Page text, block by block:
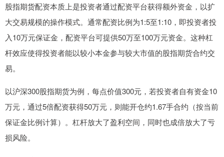
股指期货配资本质上是投资者通过配资平台获得额外资金，以扩
大交易规模的操作模式。通常配资比例为1:5至1:10，即投资者投
入10万元保证金，配资平台可提供50万至100万元资金。这种杠
杆效应使得投资者能以较小本金参与较大市值的股指期货合约交
易。
以沪深300股指期货为例，每点价值300元，若投资者自有资金10
万元，通过5倍配资获得50万元，则能开仓约1.67手合约（按当前
保证金比例计算）。杠杆放大了盈利空间，同时也成倍放大了亏
损风险。